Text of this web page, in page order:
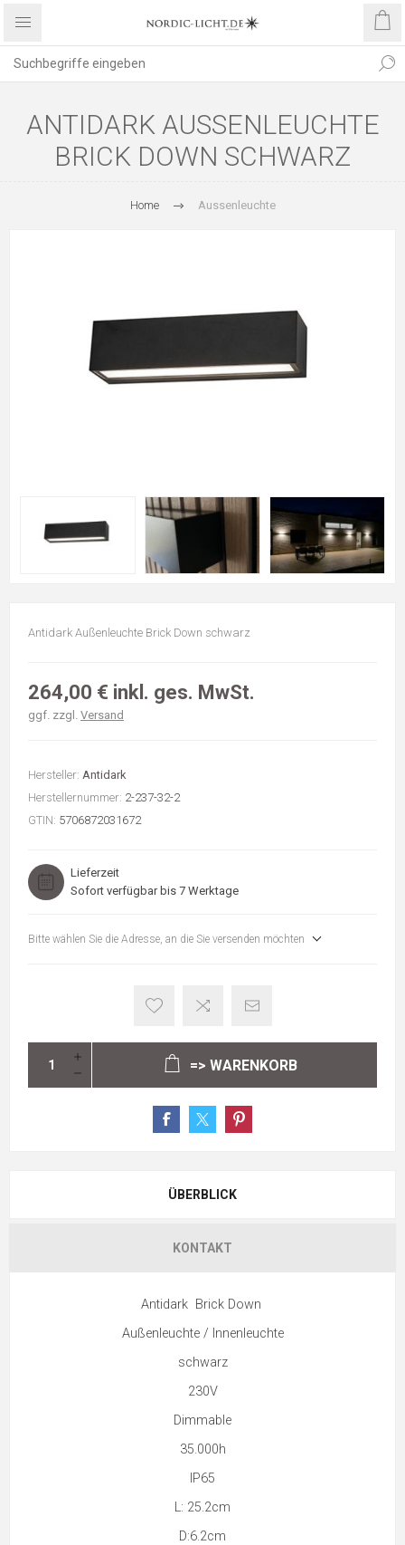
ANTIDARK AUSSENLEUCHTE B
RICK DOWN SCHWARZ
Home Aussenleuchte
Antidark Außenleuchte Brick Down schwarz
264,00 € inkl. ges. MwSt.
ggf. zzgl. Versand
Hersteller: Antidark
Herstellernummer: 2-237-32-2
GTIN: 5706872031672
Lieferzeit
Sofort verfügbar bis 7 Werktage
Bitte wählen Sie die Adresse, an die Sie versenden möchten
=> WARENKORB
ÜBERBLICK
KONTAKT
Antidark Brick Down
Außenleuchte / Innenleuchte
schwarz
230V
Dimmable
35.000h
IP65
L: 25.2cm
D:6.2cm